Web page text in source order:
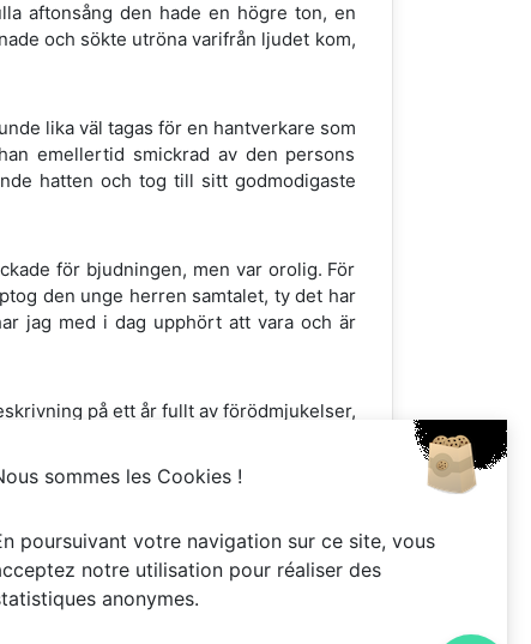
aftonsång den hade en högre ton, en
och sökte utröna varifrån ljudet kom,
lika väl tagas för en hantverkare som
emellertid smickrad av den persons
hatten och tog till sitt godmodigaste
för bjudningen, men var orolig. För
den unge herren samtalet, ty det har
jag med i dag upphört att vara och är
på ett år fullt av förödmjukelser,
behandlades med högtidligt allvar, och
sommes les Cookies !
poursuivant votre navigation sur ce site, vous
notre utilisation pour réaliser des
anonymes.